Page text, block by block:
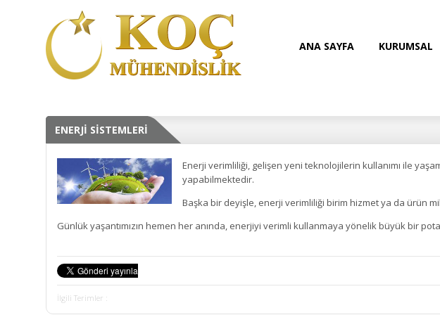
ANA SAYFA KURUMSAL
ENERJİ SİSTEMLERİ
Enerji verimliliği, gelişen yeni teknolojilerin kullanımı ile
yapabilmektedir.
Başka bir deyişle, enerji verimliliği birim hizmet ya da ürün
Günlük yaşantımızın hemen her anında, enerjiyi verimli kullanmaya yönelik büyük bir
İlgili Terimler :